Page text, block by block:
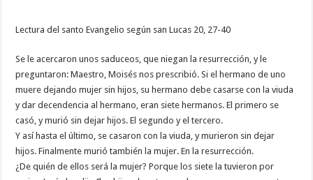
Lectura del santo Evangelio según san Lucas 20, 27-40
Se le acercaron unos saduceos, que niegan la resurrección, y le
preguntaron: Maestro, Moisés nos prescribió. Si el hermano de uno
muere dejando mujer sin hijos, su hermano debe casarse con la viuda
y dar decendencia al hermano, eran siete hermanos. El primero se
casó, y murió sin dejar hijos. El segundo y el tercero.
Y así hasta el último, se casaron con la viuda, y murieron sin dejar
hijos. Finalmente murió también la mujer. En la resurrección.
¿De quién de ellos será la mujer? Porque los siete la tuvieron por